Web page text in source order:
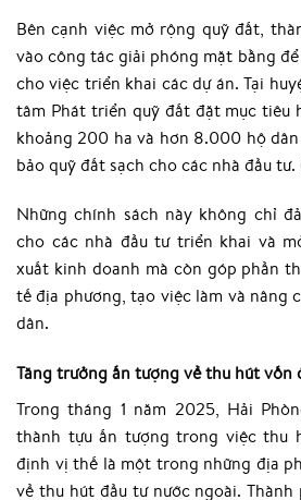
Bên cạnh việc mở rộng quỹ đất,
vào công tác giải phóng mặt bằng
cho việc triển khai các dự án. Tại
tâm Phát triển quỹ đất đặt mục tiêu
khoảng 200 ha và hơn 8.000 hộ
bảo quỹ đất sạch cho các nhà đầu tư.
Những chính sách này không chỉ
cho các nhà đầu tư triển khai và
xuất kinh doanh mà còn góp phần
tế địa phương, tạo việc làm và nâng
dân.
Tăng trưởng ấn tượng về thu hút vốn
Trong tháng 1 năm 2025, Hải
thành tựu ấn tượng trong việc thu
định vị thế là một trong những địa
về thu hút đầu tư nước ngoài.